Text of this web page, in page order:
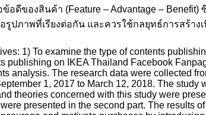
ดีของสินค้า (Feature – Advantage – Benefit)
อรูปภาพที่เรียงต่อกัน และควรใช้กลยุทธ์การสร้า
1) To examine the type of contents
publishing on IKEA Thailand Facebook
analysis. The research data were collected
1, 2017 to March 12, 2018. The study
theories concerned with this study were
presented in the second part. The results